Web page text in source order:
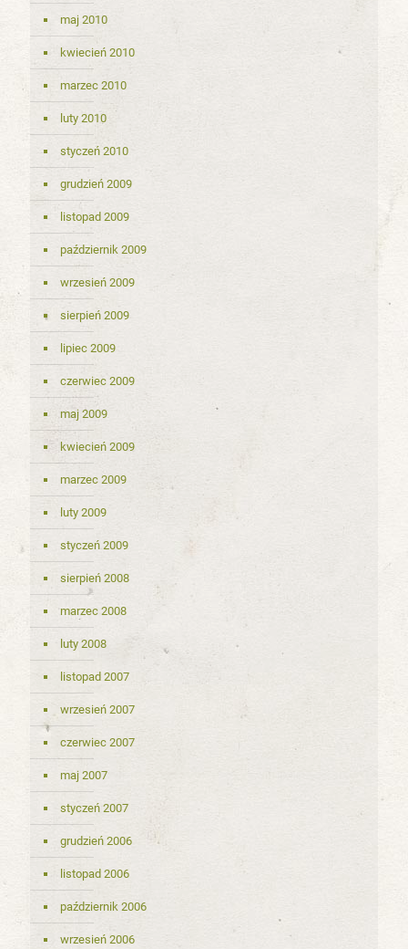
maj 2010
kwiecień 2010
marzec 2010
luty 2010
styczeń 2010
grudzień 2009
listopad 2009
październik 2009
wrzesień 2009
sierpień 2009
lipiec 2009
czerwiec 2009
maj 2009
kwiecień 2009
marzec 2009
luty 2009
styczeń 2009
sierpień 2008
marzec 2008
luty 2008
listopad 2007
wrzesień 2007
czerwiec 2007
maj 2007
styczeń 2007
grudzień 2006
listopad 2006
październik 2006
wrzesień 2006